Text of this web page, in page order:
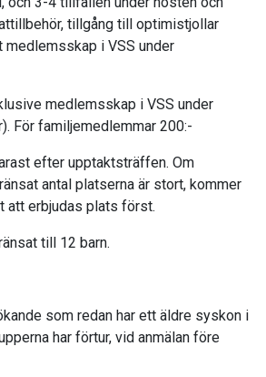
tillgång till optimistjollar
medlemsskap i VSS under
medlemsskap i VSS under
För familjemedlemmar 200:-
efter upptaktsträffen. Om
antal platserna är stort, kommer
att erbjudas plats först.
till 12 barn.
som redan har ett äldre syskon i
har förtur, vid anmälan före